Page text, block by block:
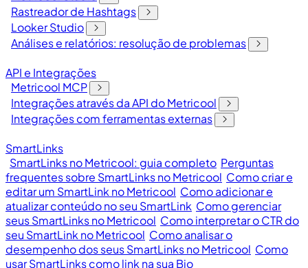
Rastreador de Hashtags
Looker Studio
Análises e relatórios: resolução de problemas
API e Integrações
Metricool MCP
Integrações através da API do Metricool
Integrações com ferramentas externas
SmartLinks
SmartLinks no Metricool: guia completo Perguntas
frequentes sobre SmartLinks no Metricool Como criar e
editar um SmartLink no Metricool Como adicionar e
atualizar conteúdo no seu SmartLink Como gerenciar
seus SmartLinks no Metricool Como interpretar o CTR do
seu SmartLink no Metricool Como analisar o
desempenho dos seus SmartLinks no Metricool Como
usar SmartLinks como link na sua Bio